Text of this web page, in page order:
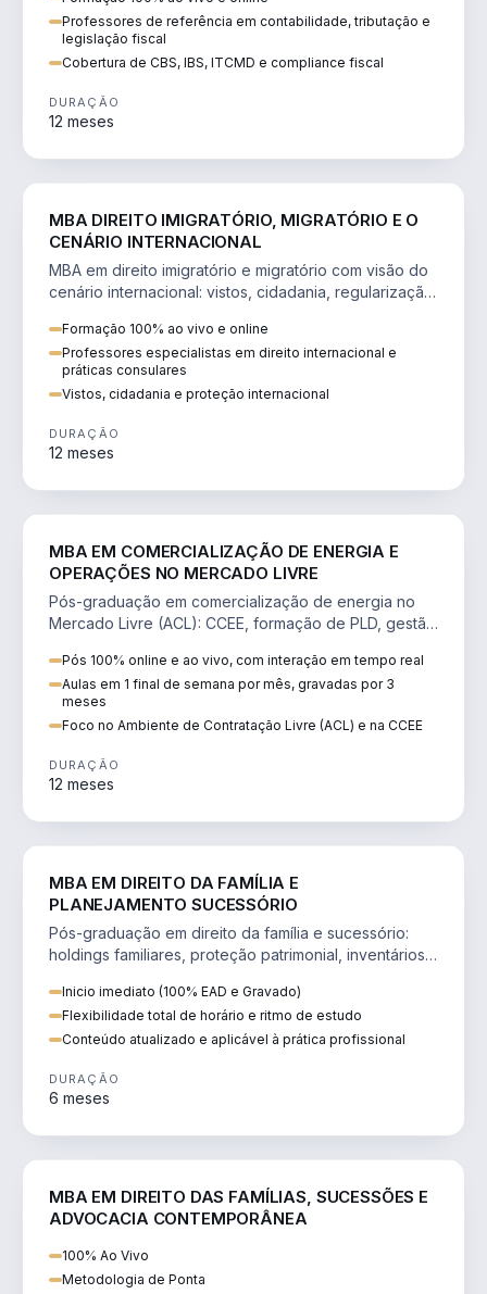
Professores de referência em contabilidade, tributação e
legislação fiscal
Cobertura de CBS, IBS, ITCMD e compliance fiscal
DURAÇÃO
12 meses
MBA DIREITO IMIGRATÓRIO, MIGRATÓRIO E O
CENÁRIO INTERNACIONAL
MBA em direito imigratório e migratório com visão do
cenário internacional: vistos, cidadania, regularização
Formação 100% ao vivo e online
Professores especialistas em direito internacional e
práticas consulares
Vistos, cidadania e proteção internacional
DURAÇÃO
12 meses
MBA EM COMERCIALIZAÇÃO DE ENERGIA E
OPERAÇÕES NO MERCADO LIVRE
Pós-graduação em comercialização de energia no
Mercado Livre (ACL): CCEE, formação de PLD, gestão
Pós 100% online e ao vivo, com interação em tempo real
Aulas em 1 final de semana por mês, gravadas por 3
meses
Foco no Ambiente de Contratação Livre (ACL) e na CCEE
DURAÇÃO
12 meses
MBA EM DIREITO DA FAMÍLIA E
PLANEJAMENTO SUCESSÓRIO
Pós-graduação em direito da família e sucessório:
holdings familiares, proteção patrimonial, inventários
Inicio imediato (100% EAD e Gravado)
Flexibilidade total de horário e ritmo de estudo
Conteúdo atualizado e aplicável à prática profissional
DURAÇÃO
6 meses
MBA EM DIREITO DAS FAMÍLIAS, SUCESSÕES E
ADVOCACIA CONTEMPORÂNEA
100% Ao Vivo
Metodologia de Ponta